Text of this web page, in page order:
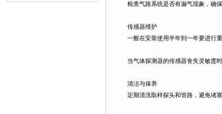
检查气路系统是否有漏气现象，确
传感器维护
一般在安装使用半年到一年要进行重
当气体探测器的传感器丧失灵敏度时
清洁与保养
定期清洗取样探头和管路，避免堵塞